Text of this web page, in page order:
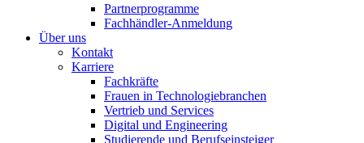
Partnerprogramme
Fachhändler-Anmeldung
Über uns
Kontakt
Karriere
Fachkräfte
Frauen in Technologiebranchen
Vertrieb und Services
Digital und Engineering
Studierende und Berufseinsteiger